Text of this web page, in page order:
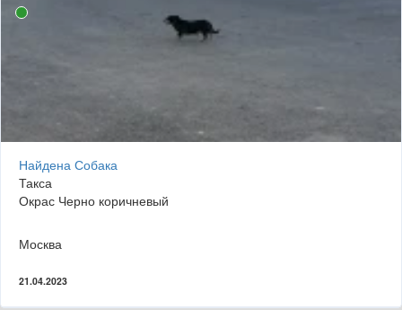
Найдена Собака
Такса
Окрас Черно коричневый
Москва
21.04.2023